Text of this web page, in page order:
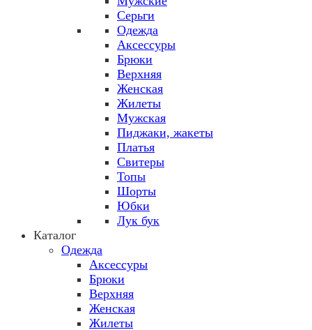
Серьги
Одежда
Аксессуры
Брюки
Верхняя
Женская
Жилеты
Мужская
Пиджаки, жакеты
Платья
Свитеры
Топы
Шорты
Юбки
Лук бук
Каталог
Одежда
Аксессуры
Брюки
Верхняя
Женская
Жилеты